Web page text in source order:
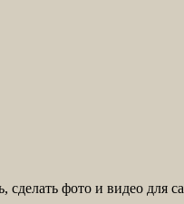
фото и видео для